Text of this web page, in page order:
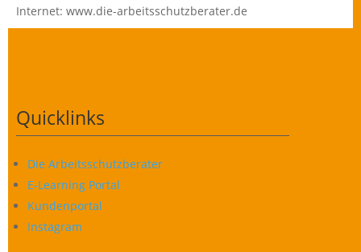
Internet: www.die-arbeitsschutzberater.de
Quicklinks
Die Arbeitsschutzberater
E-Learning Portal
Kundenportal
Instagram